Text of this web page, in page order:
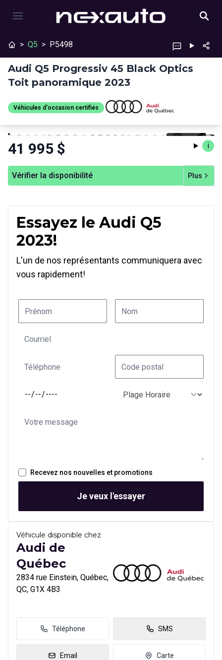
> Q5 > P5498
Audi Q5 Progressiv 45 Black Optics
Toit panoramique 2023
Véhicules d'occasion certifiés
certifiés
41 995 $ i
Vérifier la disponibilité Plus
Essayez le Audi Q5
2023!
L'un de nos représentants communiquera avec
vous rapidement!
Recevez nos nouvelles et promotions
Je veux l'essayer
Véhicule disponible chez
Audi de
Québec
2834 rue Einstein, Québec,
QC, G1X 4B3
Téléphone SMS
Email Carte